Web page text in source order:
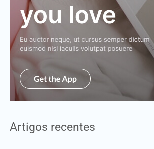
Artigos recentes